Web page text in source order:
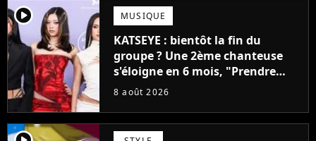
player2 MUSIQUE
KATSEYE : bientôt la fin du
groupe ? Une 2ème chanteuse
s'éloigne en 6 mois, "Prendre
cette décision n’a pas été facile"
8 août 2026